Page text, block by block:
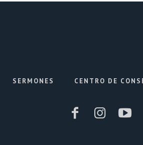
SERMONES CENTRO DE